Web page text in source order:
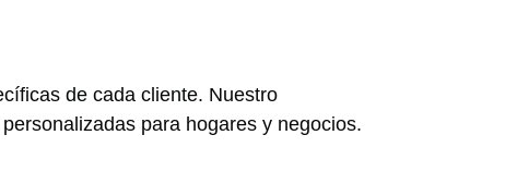
de cada cliente. Nuestro
para hogares y negocios.